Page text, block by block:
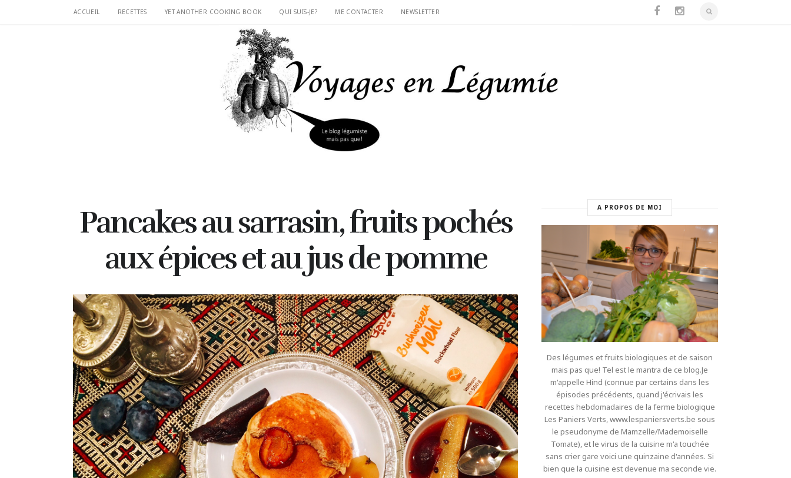
ACCUEIL RECETTES YET ANOTHER COOKING BOOK QUI SUIS-JE? ME CONTACTER NEWSLETTER
Pancakes au sarrasin, fruits pochés
aux épices et au jus de pomme
A PROPOS DE MOI
Des légumes et fruits biologiques et de saison
mais pas que! Tel est le mantra de ce blog.Je
m'appelle Hind (connue par certains dans les
épisodes précédents, quand j'écrivais les
recettes hebdomadaires de la ferme biologique
Les Paniers Verts, www.lespaniersverts.be sous
le pseudonyme de Mamzelle/Mademoiselle
Tomate), et le virus de la cuisine m'a touchée
sans crier gare voici une quinzaine d'années. Si
bien que la cuisine est devenue ma seconde vie.